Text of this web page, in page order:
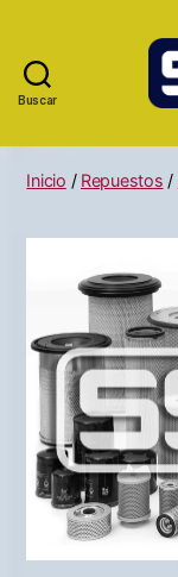
Buscar
Inicio / Repuestos /